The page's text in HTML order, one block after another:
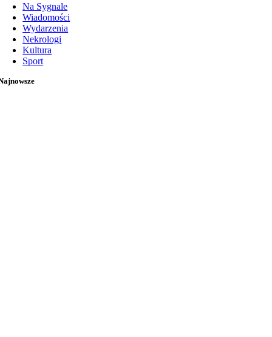
Na Sygnale
Wiadomości
Wydarzenia
Nekrologi
Kultura
Sport